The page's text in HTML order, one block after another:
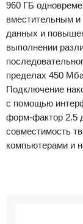
960 ГБ
вместительным
данных и
выполнении
пределах 450
Подключение
с помощью
форм-фактор 2.5
совместимость
компьютерами и